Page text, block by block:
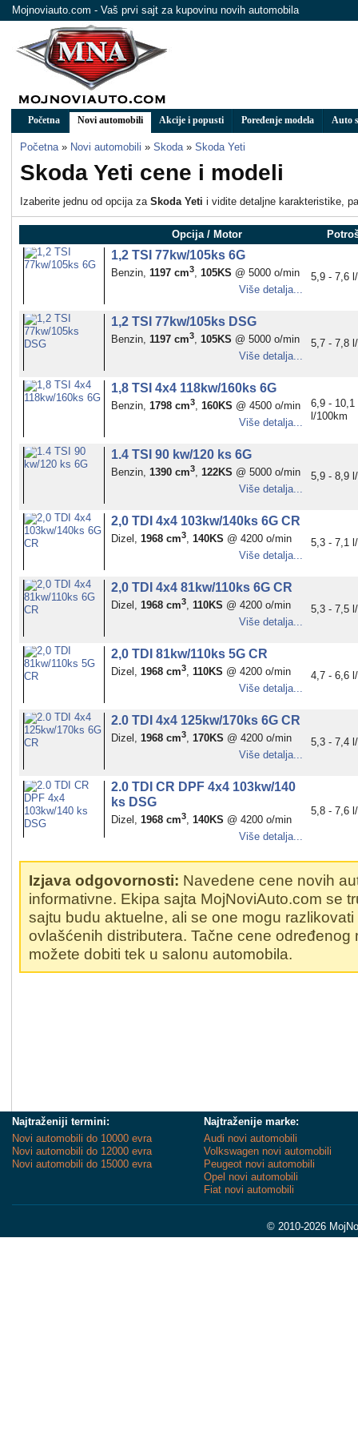
Mojnoviauto.com - Vaš prvi sajt za kupovinu novih automobila
Početna Novi automobili Akcije i popusti Poređenje modela Auto
Početna » Novi automobili » Skoda » Skoda Yeti
Skoda Yeti cene i modeli
Izaberite jednu od opcija za Skoda Yeti i vidite detaljne karakteristike,
Opcija / Motor
1,2 TSI 77kw/105ks 6G
Benzin, 1197 cm3, 105KS @ 5000 o/min
Više detalja...
5,9 - 7,6
1,2 TSI 77kw/105ks DSG
Benzin, 1197 cm3, 105KS @ 5000 o/min
Više detalja...
5,7 - 7,8
1,8 TSI 4x4 118kw/160ks 6G
Benzin, 1798 cm3, 160KS @ 4500 o/min
Više detalja...
6,9 - 10,1
l/100km
1.4 TSI 90 kw/120 ks 6G
Benzin, 1390 cm3, 122KS @ 5000 o/min
Više detalja...
5,9 - 8,9
2,0 TDI 4x4 103kw/140ks 6G CR
Dizel, 1968 cm3, 140KS @ 4200 o/min
Više detalja...
5,3 - 7,1
2,0 TDI 4x4 81kw/110ks 6G CR
Dizel, 1968 cm3, 110KS @ 4200 o/min
Više detalja...
5,3 - 7,5
2,0 TDI 81kw/110ks 5G CR
Dizel, 1968 cm3, 110KS @ 4200 o/min
Više detalja...
4,7 - 6,6
2.0 TDI 4x4 125kw/170ks 6G CR
Dizel, 1968 cm3, 170KS @ 4200 o/min
Više detalja...
5,3 - 7,4
2.0 TDI CR DPF 4x4 103kw/140
ks DSG
Dizel, 1968 cm3, 140KS @ 4200 o/min
Više detalja...
5,8 - 7,6
Izjava odgovornosti: Navedene cene novih
informativne. Ekipa sajta MojNoviAuto.com se
sajtu budu aktuelne, ali se one mogu
ovlašćenih distributera. Tačne cene određenog
možete dobiti tek u salonu automobila.
Najtraženiji termini:
Novi automobili do 10000 evra
Novi automobili do 12000 evra
Novi automobili do 15000 evra
Najtraženije marke:
Audi novi automobili
Volkswagen novi automobili
Peugeot novi automobili
Opel novi automobili
Fiat novi automobili
© 2010-2026